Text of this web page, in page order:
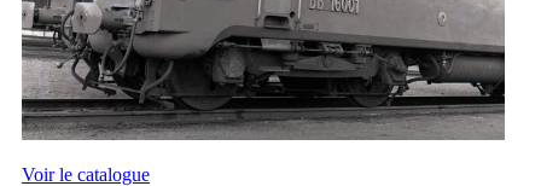
Voir le catalogue